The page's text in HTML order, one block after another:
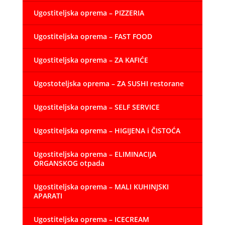
Ugostiteljska oprema – PIZZERIA
Ugostiteljska oprema – FAST FOOD
Ugostiteljska oprema – ZA KAFIĆE
Ugostoteljska oprema – ZA SUSHI restorane
Ugostiteljska oprema – SELF SERVICE
Ugostiteljska oprema – HIGIJENA i ČISTOĆA
Ugostiteljska oprema – ELIMINACIJA
ORGANSKOG otpada
Ugostiteljska oprema – MALI KUHINJSKI
APARATI
Ugostiteljska oprema – ICECREAM